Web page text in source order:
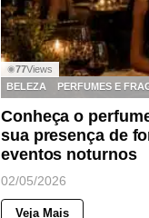
◉77Views
BELEZA
PERFUMES E
Conheça o
sua presença de
eventos noturnos
02/05/2026
Veja Mais